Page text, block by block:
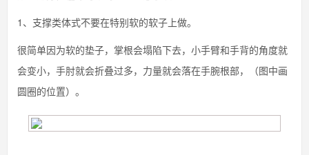
1、支撑类体式不要在特别软的软子上做。
很简单因为软的垫子，掌根会塌陷下去，小手臂和手背的角度就
会变小，手肘就会折叠过多，力量就会落在手腕根部，（图中画
圆圈的位置）。